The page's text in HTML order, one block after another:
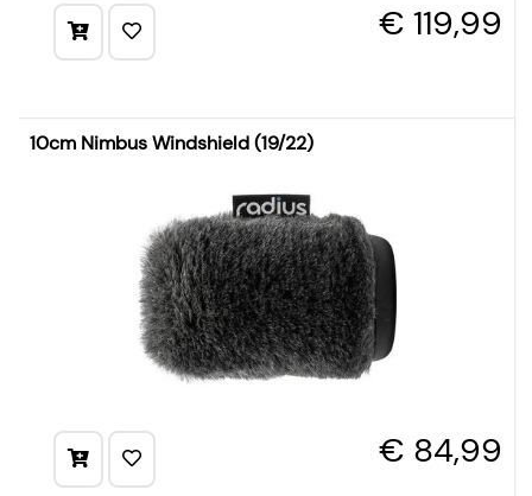
€ 119,99
10cm Nimbus Windshield (19/22)
€ 84,99